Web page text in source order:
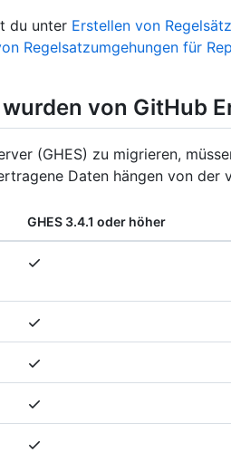
du unter Erstellen von
Regelsatzumgehungen für
von GitHub
(GHES) zu migrieren,
Daten hängen von der
GHES 3.4.1 oder höher